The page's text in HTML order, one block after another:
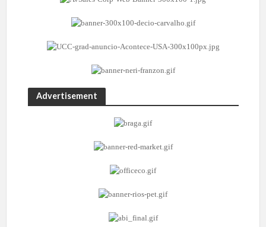
Advertisement